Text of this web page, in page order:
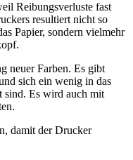
Reibungsverluste fast
resultiert nicht so
Papier, sondern vielmehr
neuer Farben. Es gibt
sich ein wenig in das
sind. Es wird auch mit
damit der Drucker